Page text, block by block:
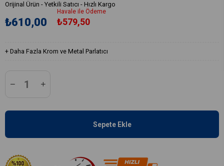
Orijinal Ürün - Yetkili Satıcı - Hızlı Kargo
₺610,00
Havale ile Ödeme
₺579,50
+ Daha Fazla Krom ve Metal Parlatıcı